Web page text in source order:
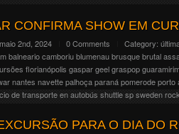
The Horizon e Motionless In White retornam
Parque em São Paulo/SP. Estamos com
CONFIRMA SHOW EM
maio 2nd, 2024 0 Comments Category:
balneario camboriublumenaubrusquebrutal
florianópolis gaspargeelgraspop
nantes navettepalhoçaparanápomerodeporto
de transporte en autobús shuttlespsweden
Recife/PE 26/11, Rio de janeiro/RJ Já estamos
PARA O DIA DO